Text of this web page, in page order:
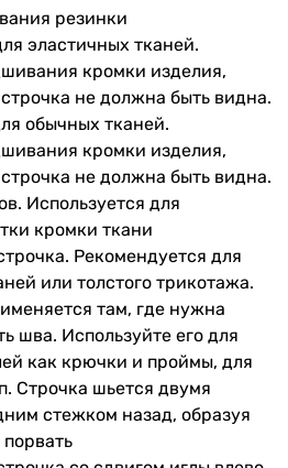
резинки
эластичных тканей.
кромки изделия,
не должна быть видна.
обычных тканей.
кромки изделия,
не должна быть видна.
Используется для
кромки ткани
Рекомендуется для
или толстого трикотажа.
там, где нужна
шва. Используйте его для
как крючки и проймы, для
Строчка шьется двумя
стежком назад, образуя